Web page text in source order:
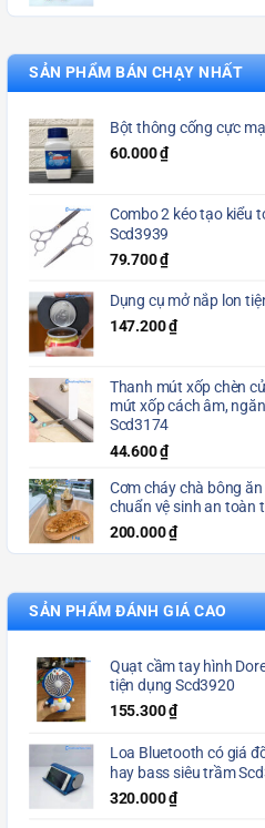
SẢN PHẨM BÁN CHẠY NHẤT
Bột thông cống cực
60.000₫
Combo 2 kéo tạo kiểu
Scd3939
79.700₫
Dụng cụ mở nắp lon
147.200₫
Thanh mút xốp chèn
mút xốp cách âm,
Scd3174
44.600₫
Cơm cháy chà bông
chuẩn vệ sinh an toàn
200.000₫
SẢN PHẨM ĐÁNH GIÁ CAO
Quạt cầm tay hình
tiện dụng Scd3920
155.300₫
Loa Bluetooth có giá
hay bass siêu trầm
320.000₫